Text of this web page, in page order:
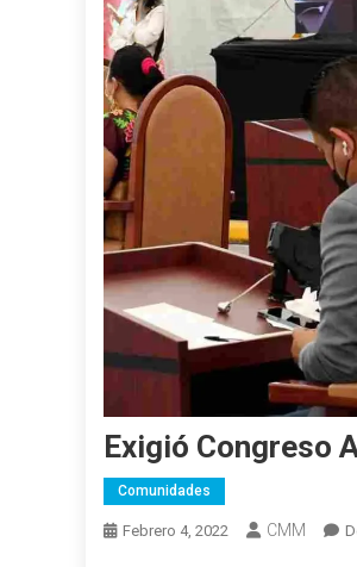
Exigió Congreso
Comunidades
Febrero 4, 2022 CMM